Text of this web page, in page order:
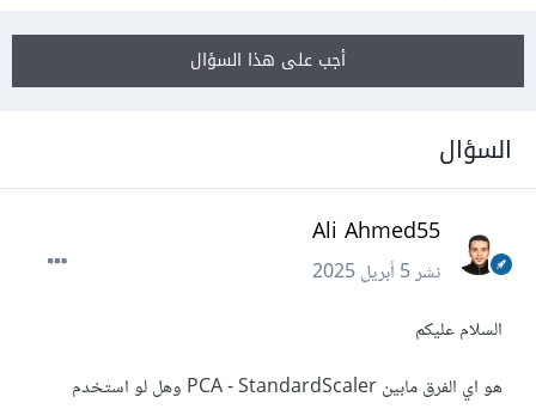
أجب على هذا السؤال
السؤال
Ali Ahmed55
نشر5 أبريل 2025
السلام عليكم
هو اي الفرق مابين PCA - StandardScaler وهل لو استخدم